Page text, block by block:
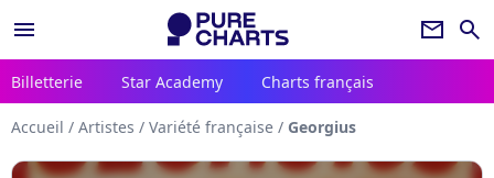
menu newsletter search
Billetterie Star Academy Charts français
Accueil / Artistes / Variété française / Georgius